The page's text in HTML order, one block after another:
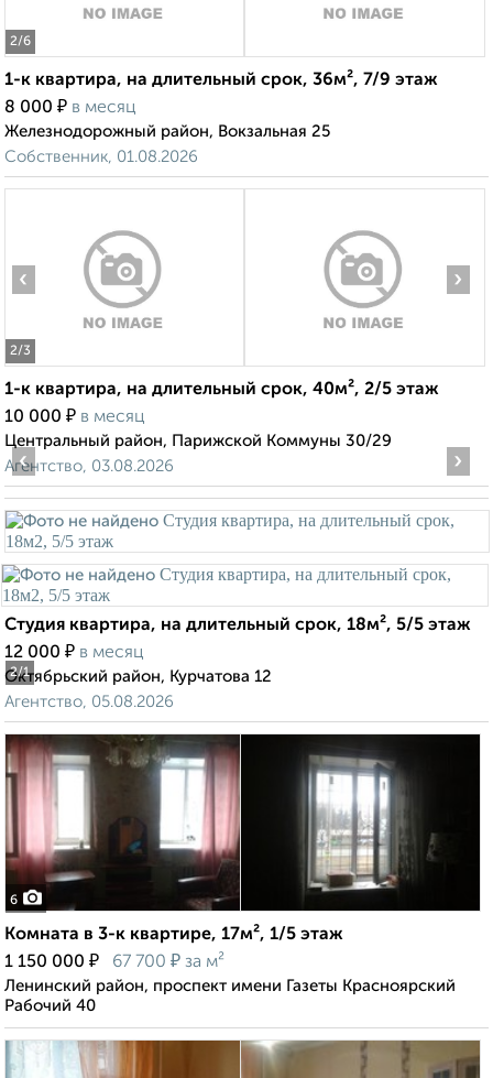
2/6
1-к квартира, на длительный срок, 36м², 7/9 этаж
8 000 ₽ в месяц
Железнодорожный район, Вокзальная 25
Собственник, 01.08.2026
2/3
‹ ›
1-к квартира, на длительный срок, 40м², 2/5 этаж
10 000 ₽ в месяц
Центральный район, Парижской Коммуны 30/29
Агентство, 03.08.2026
2/1
‹ ›
Студия квартира, на длительный срок, 18м², 5/5 этаж
12 000 ₽ в месяц
Октябрьский район, Курчатова 12
Агентство, 05.08.2026
6
Комната в 3-к квартире, 17м², 1/5 этаж
1 150 000 ₽ 67 700 ₽ за м²
Ленинский район, проспект имени Газеты Красноярский
Рабочий 40